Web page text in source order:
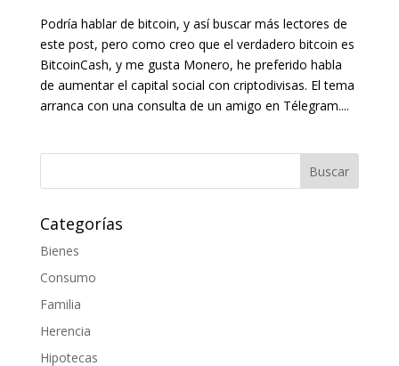
Podría hablar de bitcoin, y así buscar más lectores de
este post, pero como creo que el verdadero bitcoin es
BitcoinCash, y me gusta Monero, he preferido habla
de aumentar el capital social con criptodivisas. El tema
arranca con una consulta de un amigo en Télegram....
Categorías
Bienes
Consumo
Familia
Herencia
Hipotecas